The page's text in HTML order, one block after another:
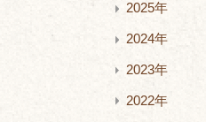
2025年
2024年
2023年
2022年